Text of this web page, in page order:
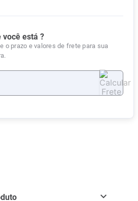
você está ?
o prazo e valores de frete para sua